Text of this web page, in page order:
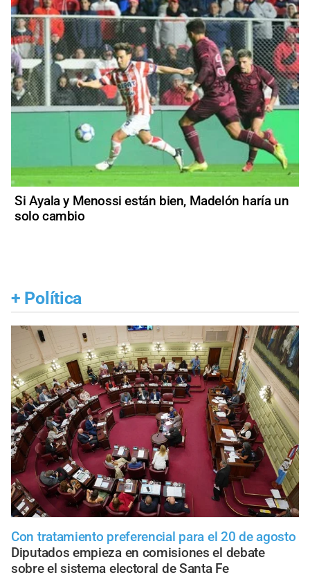
Si Ayala y Menossi están bien, Madelón haría un
solo cambio
+ Política
Con tratamiento preferencial para el 20 de agosto
Diputados empieza en comisiones el debate
sobre el sistema electoral de Santa Fe